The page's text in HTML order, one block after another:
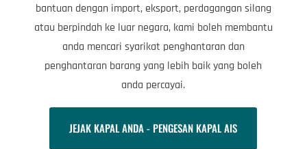
bantuan dengan import, eksport, perdagangan silang
atau berpindah ke luar negara, kami boleh membantu
anda mencari syarikat penghantaran dan
penghantaran barang yang lebih baik yang boleh
anda percayai.
JEJAK KAPAL ANDA - PENGESAN KAPAL AIS